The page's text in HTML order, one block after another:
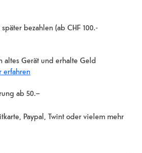
bezahlen (ab CHF 100.-
altes Gerät und erhalte Geld
erfahren
ab 50.–
Paypal, Twint oder vielem mehr